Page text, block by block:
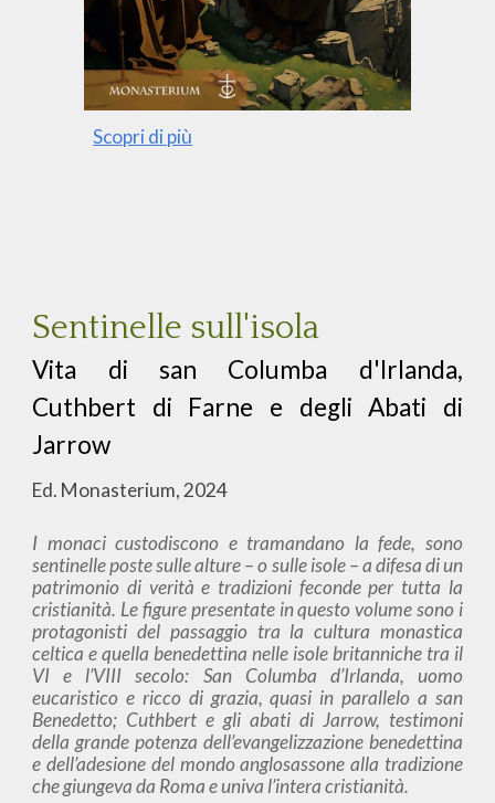
Scopri di più
Sentinelle sull'isola
Vita di san Columba d'Irlanda,
Cuthbert di Farne e degli Abati di
Jarrow
Ed. Monasterium, 2024
I monaci custodiscono e tramandano la fede, sono
sentinelle poste sulle alture– o sulle isole – a difesa di un
patrimonio di verità e tradizioni feconde per tutta la
cristianità. Le figure presentate in questo volume sono i
protagonisti del passaggio tra la cultura monastica
celtica e quella benedettina nelle isole britanniche tra il
VI e l’VIII secolo: San Columba d’Irlanda, uomo
eucaristico e ricco di grazia, quasi in parallelo a san
Benedetto; Cuthbert e gli abati di Jarrow, testimoni
della grande potenza dell’evangelizzazione benedettina
e dell’adesione del mondo anglosassone alla tradizione
che giungeva da Roma e univa l’intera cristianità.